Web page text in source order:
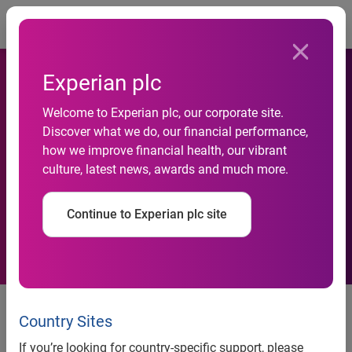
Experian plc
Welcome to Experian plc, our corporate site.
Discover what we do, our financial performance,
how we improve financial health, our vibrant
culture, latest news, awards and much more.
Continue to Experian plc site
Country Sites
If you’re looking for country-specific support, please
Faturamento do varejo nesta
Páscoa será superior ao de
2011, mostra Pesquisa de
Expectativa Serasa Experian
Faturamento do varejo nesta
Páscoa será superior ao de 2011,